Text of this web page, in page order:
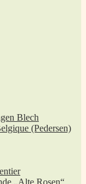
Blech
(Pedersen)
„Alte Rosen“